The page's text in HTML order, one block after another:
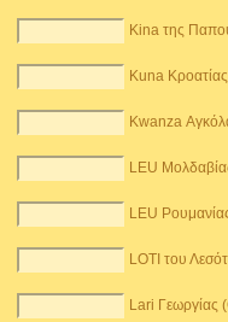
Kina της
Kuna
Kwanza
LEU
LEU
LOTI του
Lari Γεωργίας